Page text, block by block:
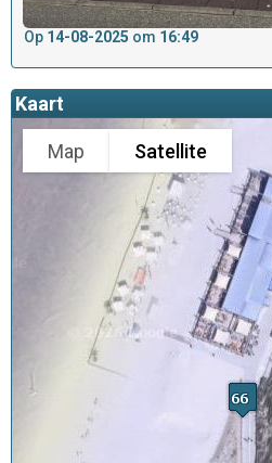
Op 14-08-2025 om 16:49
Kaart
Map Satellite